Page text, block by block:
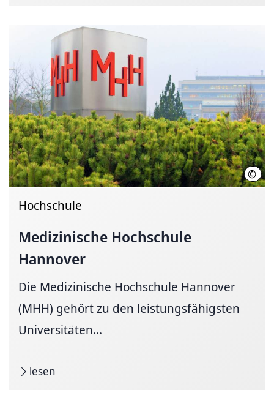
©
Hochschule
Medizinische Hochschule
Hannover
Die Medizinische Hochschule Hannover
(MHH) gehört zu den leistungsfähigsten
Universitäten...
lesen